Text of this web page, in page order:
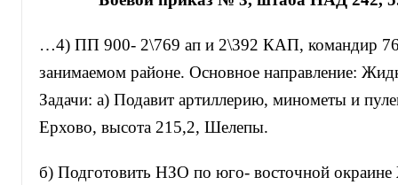
…4) ПП 900- 2\769 ап и 2\392 КАП, командир
занимаемом районе. Основное направление:
Задачи: а) Подавит артиллерию, минометы и
Ерхово, высота 215,2, Шелепы.
б) Подготовить НЗО по юго- восточной